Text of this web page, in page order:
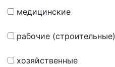
медицинские
рабочие (строительные)
хозяйственные